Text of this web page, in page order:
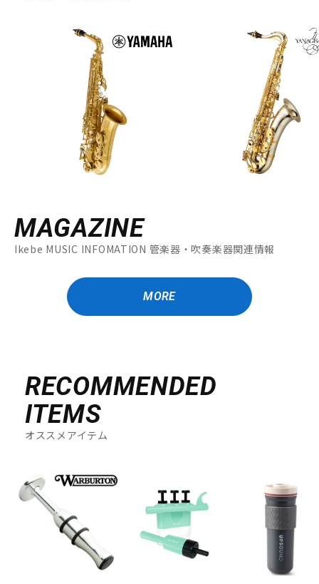
MAGAZINE
Ikebe MUSIC INFOMATION 管楽器・吹奏楽器関連情報
MORE
RECOMMENDED
ITEMS
オススメアイテム